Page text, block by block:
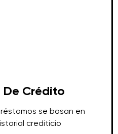
De Crédito
se basan en
crediticio